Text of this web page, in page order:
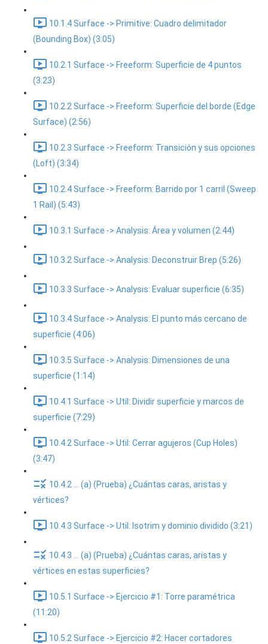
10.1.4 Surface -> Primitive: Cuadro delimitador
(Bounding Box) (3:05)
10.2.1 Surface -> Freeform: Superficie de 4 puntos
(3:23)
10.2.2 Surface -> Freeform: Superficie del borde (Edge
Surface) (2:56)
10.2.3 Surface -> Freeform: Transición y sus opciones
(Loft) (3:34)
10.2.4 Surface -> Freeform: Barrido por 1 carril (Sweep
1 Rail) (5:43)
10.3.1 Surface -> Analysis: Área y volumen (2:44)
10.3.2 Surface -> Analysis: Deconstruir Brep (5:26)
10.3.3 Surface -> Analysis: Evaluar superficie (6:35)
10.3.4 Surface -> Analysis: El punto más cercano de
superficie (4:06)
10.3.5 Surface -> Analysis: Dimensiones de una
superficie (1:14)
10.4.1 Surface -> Util: Dividir superficie y marcos de
superficie (7:29)
10.4.2 Surface -> Util: Cerrar agujeros (Cup Holes)
(3:47)
10.4.2 ... (a) (Prueba) ¿Cuántas caras, aristas y
vértices?
10.4.3 Surface -> Util: Isotrim y dominio dividido (3:21)
10.4.3 ... (a) (Prueba) ¿Cuántas caras, aristas y
vértices en estas superficies?
10.5.1 Surface -> Ejercicio #1: Torre paramétrica
(11:20)
10.5.2 Surface -> Ejercicio #2: Hacer cortadores